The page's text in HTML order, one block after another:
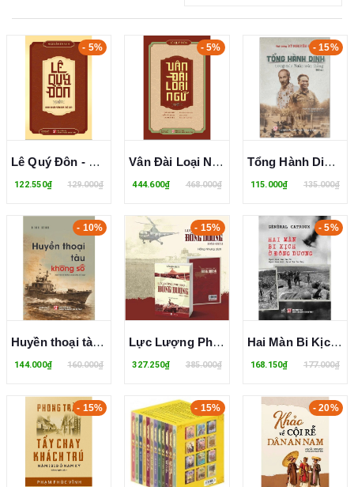
- 5%
Lê Quý Đôn - Danh Nhân Văn Hóa Thế Giới - Nguyễn Thanh
122.550₫ 129.000₫
- 5%
Vân Đài Loại Ngữ (Bìa Cứng) - Lê Quý Đôn
444.600₫ 468.000₫
- 15%
Tổng Hành Dinh Trong Mùa Xuân Toàn Thắng - Đại Tướng Võ Nguyên Giáp
115.000₫ 135.000₫
- 10%
Huyền thoại tàu không số - Nhà văn Đình Kính
144.000₫ 160.000₫
- 15%
Lực Lượng Phụ Trợ Tại Đông Dương 1951-1953 - Gérard Brett
327.250₫ 385.000₫
- 5%
Hai Màn Bi Kịch Ở Đông Dương - Général Catroux
168.150₫ 177.000₫
- 15% - 15% - 20%